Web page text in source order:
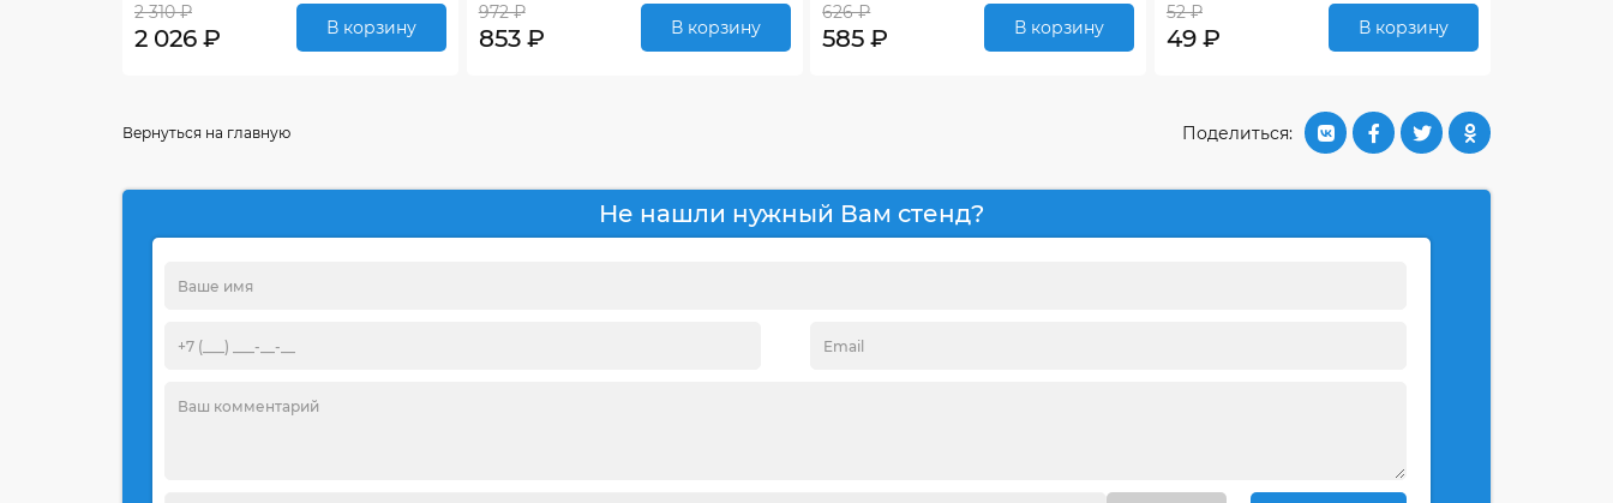
2 310 ₽
2 026 ₽ В корзину
972 ₽
853 ₽ В корзину
626 ₽
585 ₽ В корзину
52 ₽
49 ₽ В корзину
Поделиться:
Вернуться на главную
Не нашли нужный Вам стенд?